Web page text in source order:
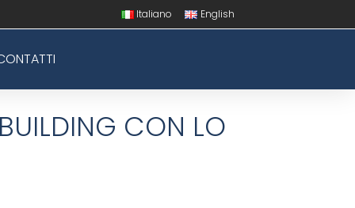
Italiano English
CON LO